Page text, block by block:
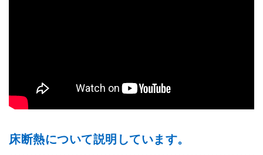
床断熱について説明しています。